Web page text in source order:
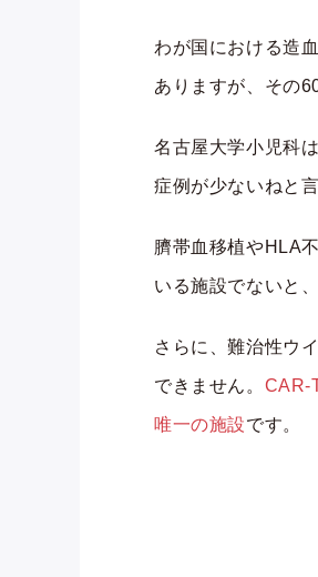
わが国における造
ありますが、その
名古屋大学小児科
症例が少ないねと
臍帯血移植やHLA
いる施設でないと
さらに、難治性ウ
できません。 CAR-
唯一の施設です。